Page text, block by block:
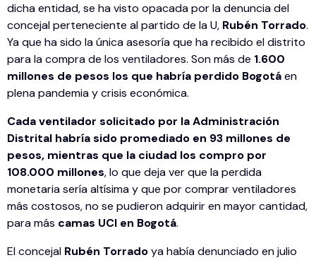
dicha entidad, se ha visto opacada por la denuncia del
concejal perteneciente al partido de la U, Rubén Torrado.
Ya que ha sido la única asesoría que ha recibido el distrito
para la compra de los ventiladores. Son más de 1.600
millones de pesos los que habría perdido Bogotáen
plena pandemia y crisis económica.
Cada ventilador solicitado por la Administración
Distrital habría sido promediado en 93 millones de
pesos, mientras que la ciudad los compro por
108.000 millones, lo que deja ver que la perdida
monetaria sería altísima y que por comprar ventiladores
más costosos, no se pudieron adquirir en mayor cantidad,
para más camas UCI en Bogotá.
El concejal Rubén Torradoya había denunciado en julio